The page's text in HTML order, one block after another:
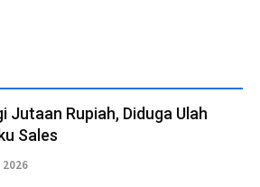
Jutaan Rupiah, Diduga Ulah
Sales